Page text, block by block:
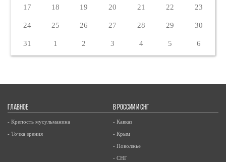
17 18 19 20 21 22 23
24 25 26 27 28 29 30
31 1 2 3 4 5 6
ГЛАВНОЕ
- Крепость мусульманина
- Точка зрения
В РОССИИ И СНГ
- Кавказ
- Крым
- Поволжье
- СНГ